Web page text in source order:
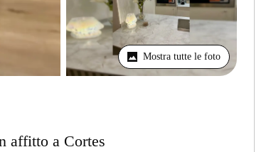
Mostra tutte le foto
affitto a Cortes